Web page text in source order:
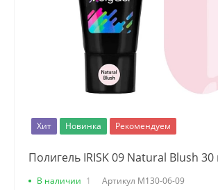
Хит Новинка Рекомендуем
Полигель IRISK 09 Natural Blush 30
В наличии 1 Артикул М130-06-09